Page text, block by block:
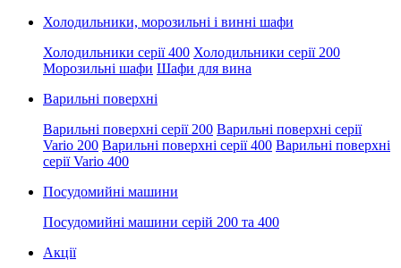
Холодильники, морозильні і винні шафи
Холодильники серії 400 Холодильники серії 200
Морозильні шафи Шафи для вина
Варильні поверхні
Варильні поверхні серії 200 Варильні поверхні серії
Vario 200 Варильні поверхні серії 400 Варильні поверхні
серії Vario 400
Посудомийні машини
Посудомийні машини серій 200 та 400
Акції